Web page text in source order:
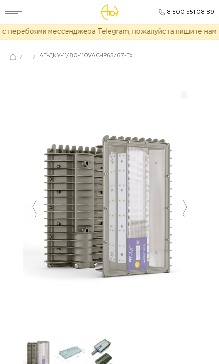
8 800 551 08 89
мессенджера Telegram, пожалуйста пишите нам в
/ ... / АТ-ДКУ-11/80-110VAC-IP65/67-Ex